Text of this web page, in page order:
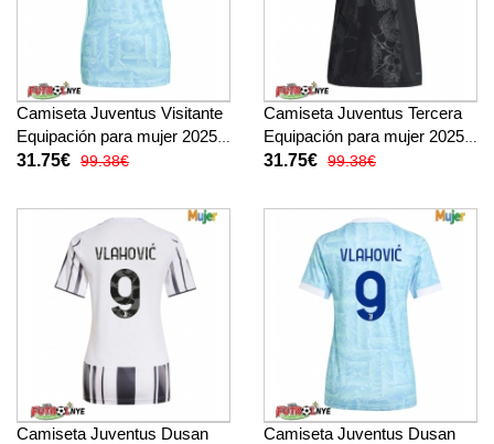
Camiseta Juventus Visitante
Equipación para mujer 2025-
26 manga corta
31.75€ 99.38€
Camiseta Juventus Tercera
Equipación para mujer 2025-
26 manga corta
31.75€ 99.38€
Camiseta Juventus Dusan
Camiseta Juventus Dusan